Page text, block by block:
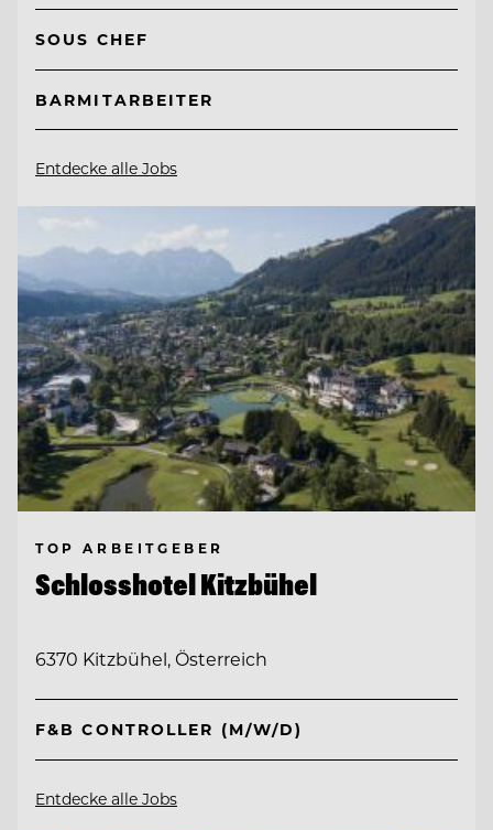
SOUS CHEF
BARMITARBEITER
Entdecke alle Jobs
TOP ARBEITGEBER
Schlosshotel Kitzbühel
6370 Kitzbühel, Österreich
F&B CONTROLLER (M/W/D)
Entdecke alle Jobs